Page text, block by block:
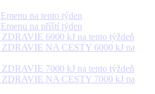
na tento týden
na příští týden
6000 kJ na tento týždeň
ZDRAVIE NA CESTY 6000 kJ na
7000 kJ na tento týždeň
ZDRAVIE NA CESTY 7000 kJ na